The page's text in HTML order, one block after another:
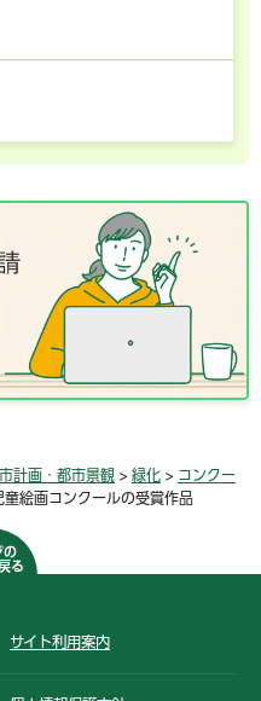
計画・都市景観 > 緑化 > コンクー
絵画コンクールの受賞作品
の
る
サイト利用案内